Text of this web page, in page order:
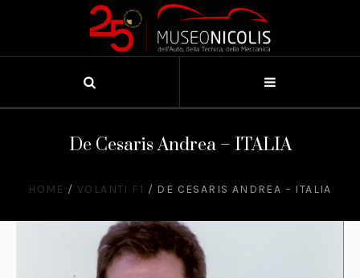
De Cesaris Andrea – ITALIA
HOME / VOLANTI F1 / DE CESARIS ANDREA – ITALIA